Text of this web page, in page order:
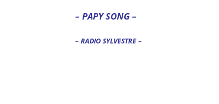
– PAPY SONG –
– RADIO SYLVESTRE –